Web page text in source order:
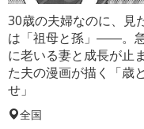
30歳の夫婦なのに、見
は「祖母と孫」――。
に老いる妻と成長が止
た夫の漫画が描く「歳
せ」
全国